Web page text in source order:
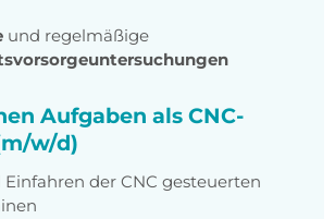
und regelmäßige
Aufgaben als CNC-
w/d)
Einfahren der CNC gesteuerten